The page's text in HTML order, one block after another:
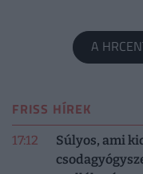
A
FRISS HÍREK
17:12
Súlyos, ami